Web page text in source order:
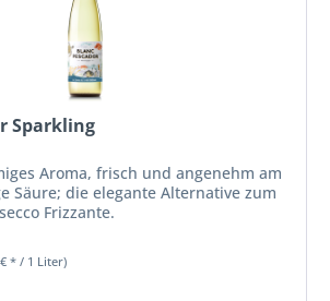
Sparkling
Aroma, frisch und angenehm am
Säure; die elegante Alternative zum
Frizzante.
* / 1 Liter)